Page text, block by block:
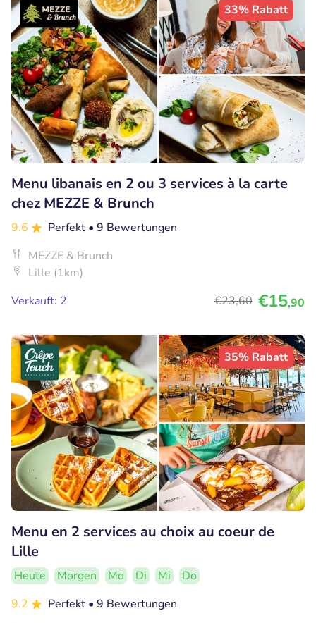
33% Rabatt
Menu libanais en 2 ou 3 services à la carte
chez MEZZE & Brunch
9.6 Perfekt • 9 Bewertungen
MEZZE & Brunch
Lille (1km)
Verkauft: 2
€23,60 €15,90
35% Rabatt
Menu en 2 services au choix au coeur de
Lille
Heute Morgen Mo Di Mi
Do
9.2
Perfekt • 9 Bewertungen